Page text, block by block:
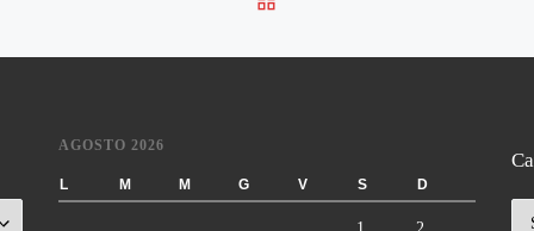
AGOSTO 2026
L M M G V S D
1 2